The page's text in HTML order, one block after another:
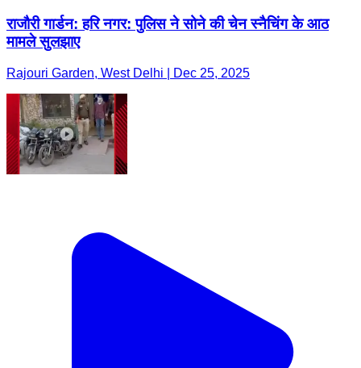
राजौरी गार्डन: हरि नगर: पुलिस ने सोने की चेन स्नैचिंग के आठ
मामले सुलझाए
Rajouri Garden, West Delhi | Dec 25, 2025